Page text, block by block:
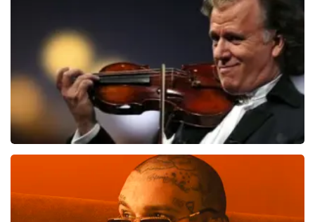
BESTEL NU
laatste 30 minuten
BESTEL NU